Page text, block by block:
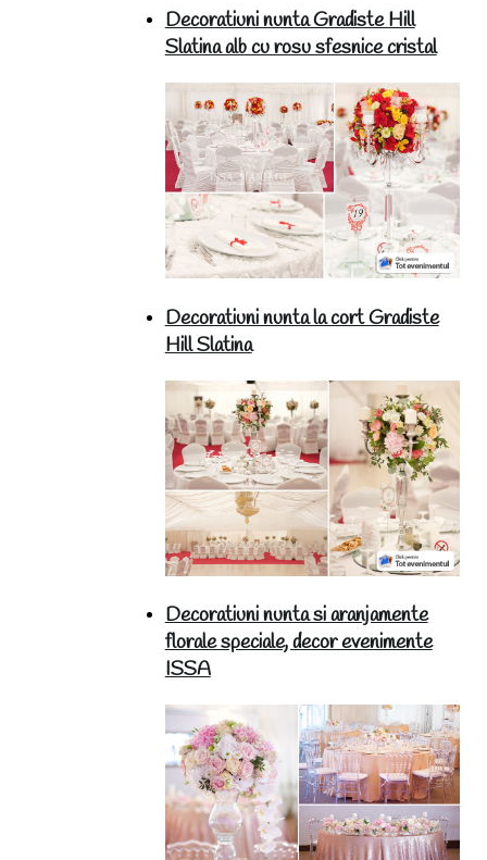
Decoratiuni nunta Gradiste Hill
Slatina alb cu rosu sfesnice cristal
Decoratiuni nunta la cort Gradiste
Hill Slatina
Decoratiuni nunta si aranjamente
florale speciale, decor evenimente
ISSA